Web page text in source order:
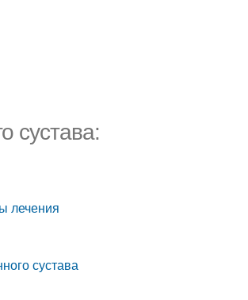
сустава:
лечения
сустава